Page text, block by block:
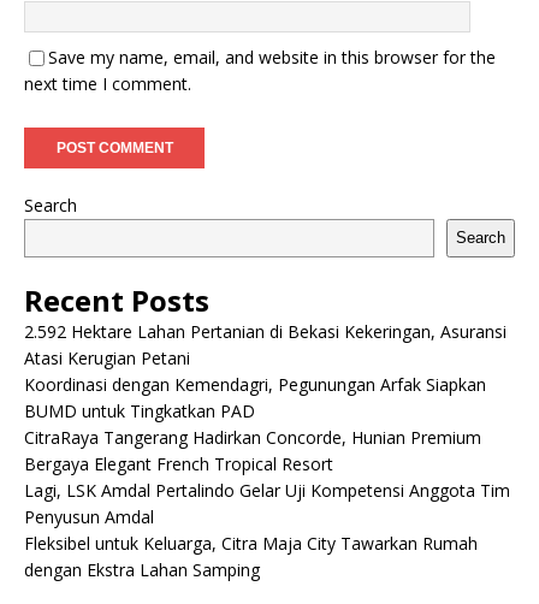
Save my name, email, and website in this browser for the
next time I comment.
Search
Search
Recent Posts
2.592 Hektare Lahan Pertanian di Bekasi Kekeringan, Asuransi
Atasi Kerugian Petani
Koordinasi dengan Kemendagri, Pegunungan Arfak Siapkan
BUMD untuk Tingkatkan PAD
CitraRaya Tangerang Hadirkan Concorde, Hunian Premium
Bergaya Elegant French Tropical Resort
Lagi, LSK Amdal Pertalindo Gelar Uji Kompetensi Anggota Tim
Penyusun Amdal
Fleksibel untuk Keluarga, Citra Maja City Tawarkan Rumah
dengan Ekstra Lahan Samping